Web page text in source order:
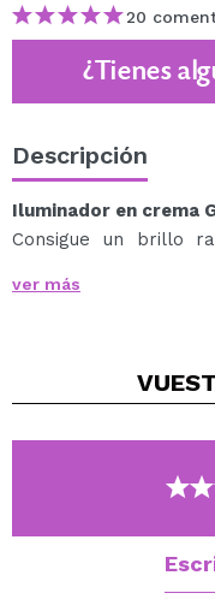
20
¿Tienes
Descripción
Iluminador en crema
Consigue un brillo
Ideal para retoques
ayudan a mantener
Cruelty free.
ver más